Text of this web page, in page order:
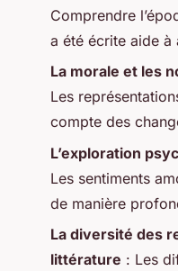
Comprendre
a été écrite aide
La morale et les
Les
compte des
L’exploration
Les sentiments
de manière
La diversité des
littérature : Les